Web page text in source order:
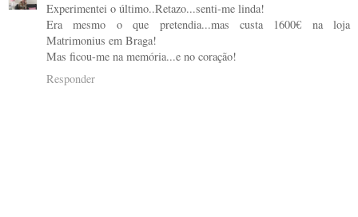
Experimentei o último..Retazo...senti-me linda!
Era mesmo o que pretendia...mas custa 1600€ na loja
Matrimonius em Braga!
Mas ficou-me na memória...e no coração!
Responder